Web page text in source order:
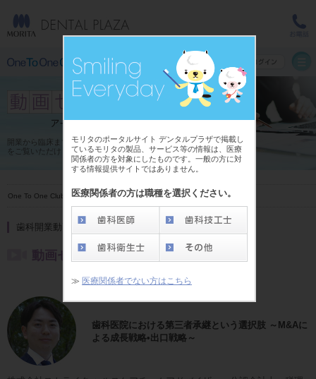
モリタのポータルサイト デンタルプラザで掲載し
ているモリタの製品、サービス等の情報は、医療
関係者の方を対象にしたものです。一般の方に対
する情報提供サイトではありません。
医療関係者の方は職種を選択ください。
≫ 医療関係者でない方はこちら
開業から臨床まで様々なテーマのセミナー
をご覧いただけます。
One To One Club HOME>動画セミナー アーカイブ>事業承継
歯科開業動画セミナー
動画セミナー [事業承継]
歯科医院における第三者承継という選択肢 ～M&Aに
よる成長戦略•出口戦略～